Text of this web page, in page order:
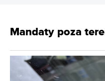
Mandaty poza